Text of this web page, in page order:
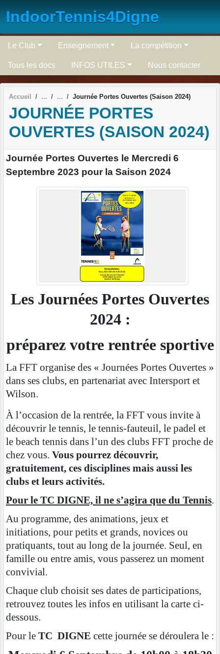
IndoorTennis4Digne
Le Club Enseignement La compétition
Tous les docs INFOS UTILES Nous contacter
Accueil Journée Portes Ouvertes (Saison 2024)
JOURNÉE PORTES
OUVERTES (SAISON 2024)
Journée Portes Ouvertes le Mercredi 6
Septembre 2023 pour la Saison 2024
Les Journées Portes Ouvertes
2024 :
préparez votre rentrée sportive
La FFT organise des « Journées Portes Ouvertes »
dans ses clubs, en partenariat avec Intersport et
Wilson.
À l’occasion de la rentrée, la FFT vous invite à
découvrir le tennis, le tennis-fauteuil, le padel et
le beach tennis dans l’un des clubs FFT proche de
chez vous. Vous pourrez découvrir,
gratuitement, ces disciplines mais aussi les
clubs et leurs activités.
Pour le TC DIGNE, il ne s’agira que du Tennis.
Au programme, des animations, jeux et
initiations, pour petits et grands, novices ou
pratiquants, tout au long de la journée. Seul, en
famille ou entre amis, vous passerez un moment
convivial.
Chaque club choisit ses dates de participations,
retrouvez toutes les infos en utilisant la carte ci-
dessous.
Pour le TC DIGNE cette journée se déroulera le :